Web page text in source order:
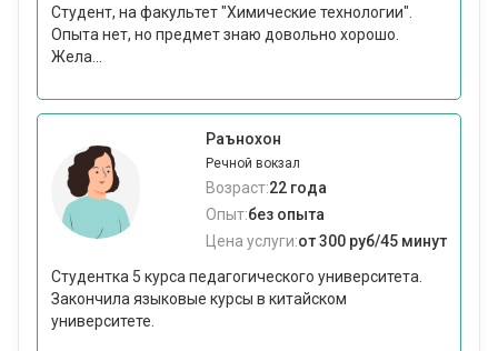
Студент, на факультет "Химические технологии".
Опыта нет, но предмет знаю довольно хорошо.
Жела...
Раънохон
Речной вокзал
Возраст:22 года
Опыт:без опыта
Цена услуги:от 300 руб/45 минут
Студентка 5 курса педагогического университета.
Закончила языковые курсы в китайском
университете.